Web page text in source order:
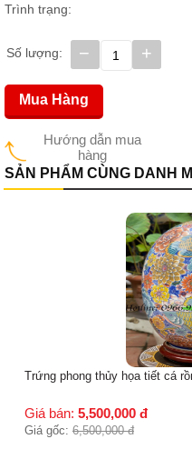
Trình trạng:
Số lượng: +
−
Hướng dẫn mua
hàng
Mua Hàng
SẢN PHẨM CÙNG DANH
hoa- H45cm